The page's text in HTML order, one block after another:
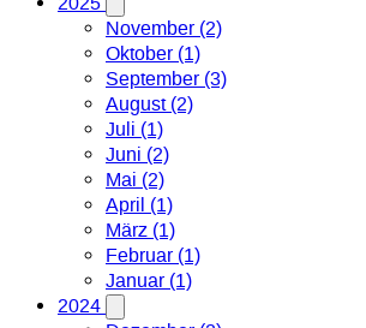
November (2)
Oktober (1)
September (3)
August (2)
Juli (1)
Juni (2)
Mai (2)
April (1)
März (1)
Februar (1)
Januar (1)
2024